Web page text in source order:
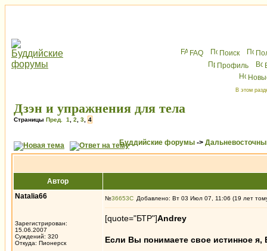
FAQ Поиск
Профиль
В этом
Дзэн и упражнения для тела
Страницы Пред. 1 2 3 4
Буддийские форумы ->
Автор
Natalia66
Зарегистрирован:
15.06.2007
Суждений: 320
Откуда: Пионерск
№36653 Добавлено: Вт 03 Июл 07, 11:06 (19 лет
[quote="БТР"]Andrey
Если Вы понимаете свое истинное я,